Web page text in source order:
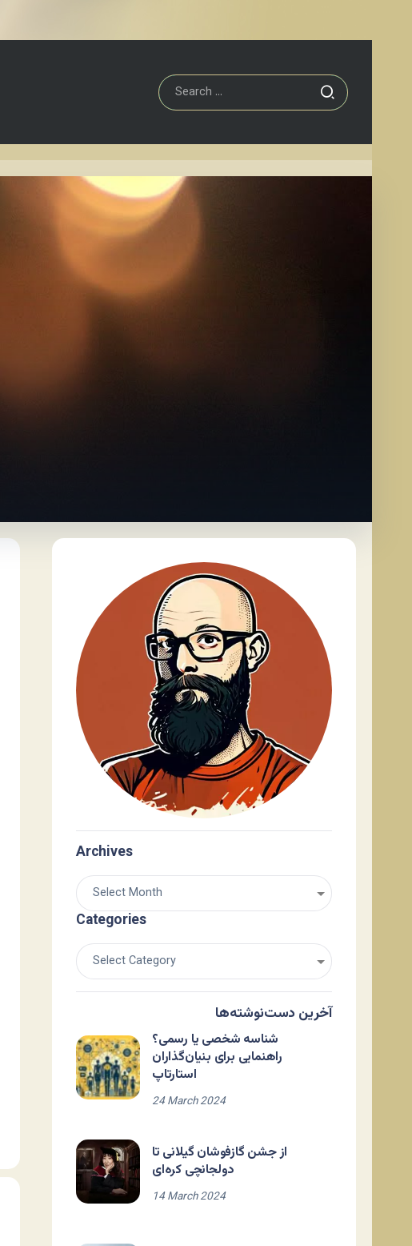
Archives
Categories
آخرین دست‌نوشته‌ها
شناسه شخصی یا رسمی؟
راهنمایی برای بنیان‌گذاران
استارتاپ
24 March 2024
از جشن گازفوشان گیلانی تا
دولجانچی کره‌ای
14 March 2024